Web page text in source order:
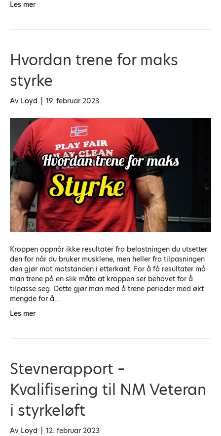
Les mer
Hvordan trene for maks
styrke
Av Loyd 19. februar 2023
Kroppen oppnår ikke resultater fra belastningen du utsetter
den for når du bruker musklene, men heller fra tilpasningen
den gjør mot motstanden i etterkant. For å få resultater må
man trene på en slik måte at kroppen ser behovet for å
tilpasse seg. Dette gjør man med å trene perioder med økt
mengde for å…
Les mer
Stevnerapport –
Kvalifisering til NM Veteran
i styrkeløft
Av Loyd 12. februar 2023